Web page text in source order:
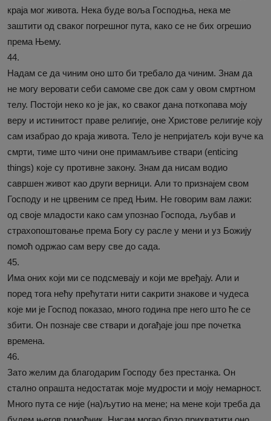
краја мог живота. Нека буде воља Господња, нека ме
заштити од сваког погрешног пута, како се не бих огрешио
према Њему.
44.
Надам се да чиним оно што би требало да чиним. Знам да
не могу веровати себи самоме све док сам у овом смртном
телу. Постоји неко ко је јак, ко сваког дана поткопава моју
веру и истинитост праве религије, оне Христове религије коју
сам изабрао до краја живота. Тело је непријатељ који вуче ка
смрти, тиме што чини оне примамљиве ствари (enticing
things) које су противне закону. Знам да нисам водио
савршен живот као други верници. Али то признајем свом
Господу и не црвеним се пред Њим. Не говорим вам лажи:
од своје младости како сам упознао Господа, љубав и
страхопоштовање према Богу су расле у мени и уз Божију
помоћ одржао сам веру све до сада.
45.
Има оних који ми се подсмевају и који ме вређају. Али и
поред тога нећу прећутати нити сакрити знакове и чудеса
које ми је Господ показао, много година пре него што ће се
збити. Он познаје све ствари и догађаје још пре почетка
времена.
46.
Зато желим да благодарим Господу без престанка. Он
стално опрашта недостатак моје мудрости и моју немарност.
Много пута се није (на)љутио на мене; на мене који треба да